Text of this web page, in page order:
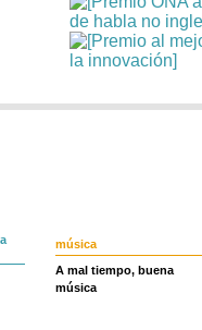
música
A mal tiempo, buena
música